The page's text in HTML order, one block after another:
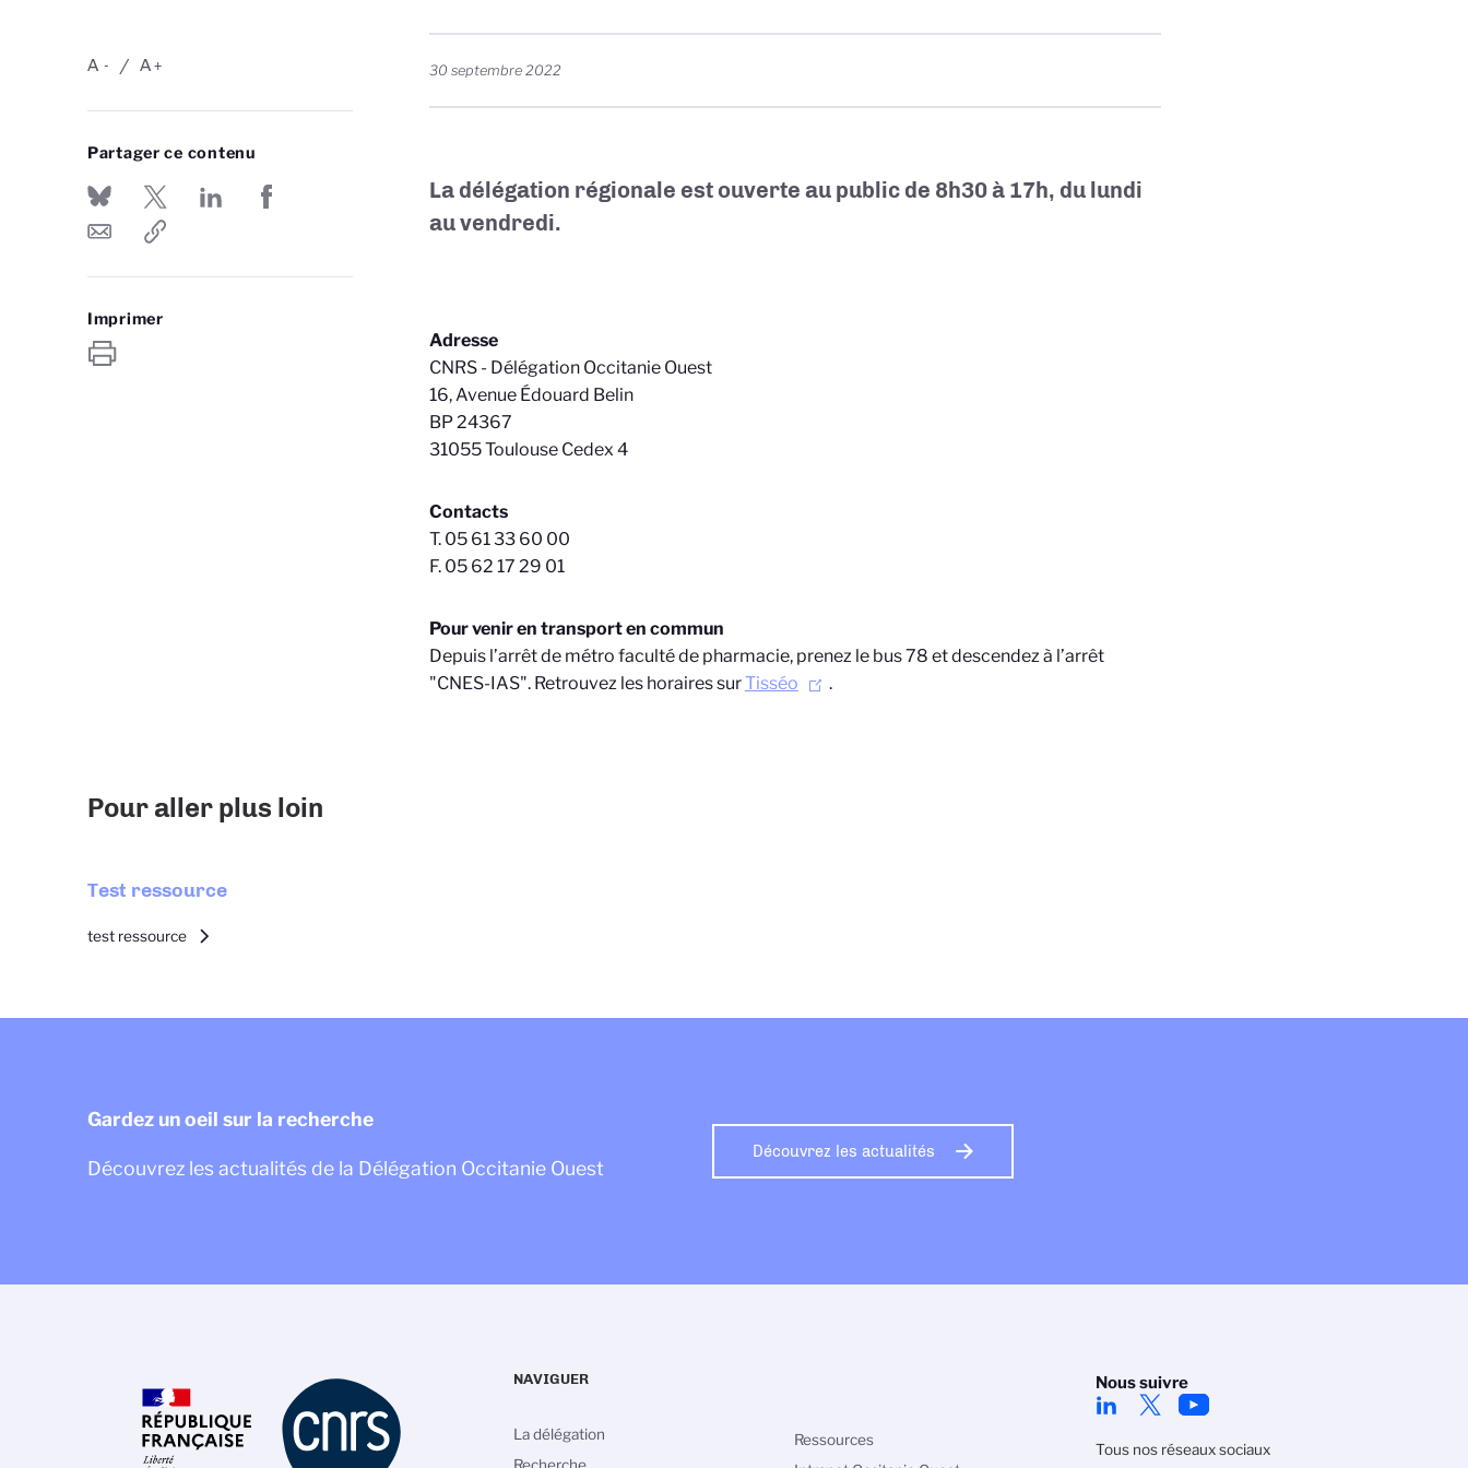
-
A +
A
Partager ce contenu
Imprimer
30 septembre 2022
La délégation régionale est ouverte au public de 8h30 à 17h, du lundi
au vendredi.
Adresse
CNRS - Délégation Occitanie Ouest
16, Avenue Édouard Belin
BP 24367
31055 Toulouse Cedex 4
Contacts
T. 05 61 33 60 00
F. 05 62 17 29 01
Pour venir en transport en commun
Depuis l’arrêt de métro faculté de pharmacie, prenez le bus 78 et descendez à l’arrêt
"CNES-IAS". Retrouvez les horaires surTisséo .
Pour aller plus loin
Test ressource
test ressource
Gardez un oeil sur la recherche
Découvrez les actualités de la Délégation Occitanie Ouest
Découvrez les actualités
Nous suivre
Tous nos réseaux sociaux
NAVIGUER
La délégation
Ressources